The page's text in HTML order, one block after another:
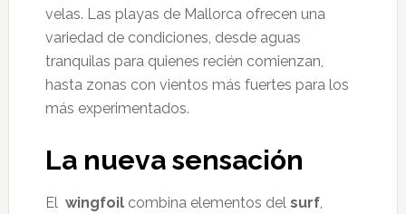
velas. Las playas de Mallorca ofrecen una
variedad de condiciones, desde aguas
tranquilas para quienes recién comienzan,
hasta zonas con vientos más fuertes para los
más experimentados.
La nueva sensación
El wingfoilcombina elementos del surf,